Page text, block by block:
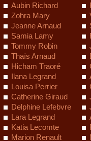
Aubin Richard
Zohra Mary
Jeanne Arnaud
Samia Lamy
Tommy Robin
Thaïs Arnaud
Hicham Traoré
Ilana Legrand
Louisa Perrier
Catherine Giraud
Delphine Lefebvre
Lara Legrand
Katia Lecomte
Marion Renault